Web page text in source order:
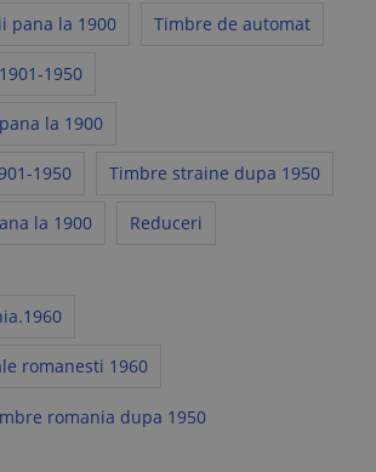
pana la 1900 Timbre de automat
1950
la 1900
1950 Timbre straine dupa 1950
la 1900 Reduceri
romanesti 1960
romania dupa 1950